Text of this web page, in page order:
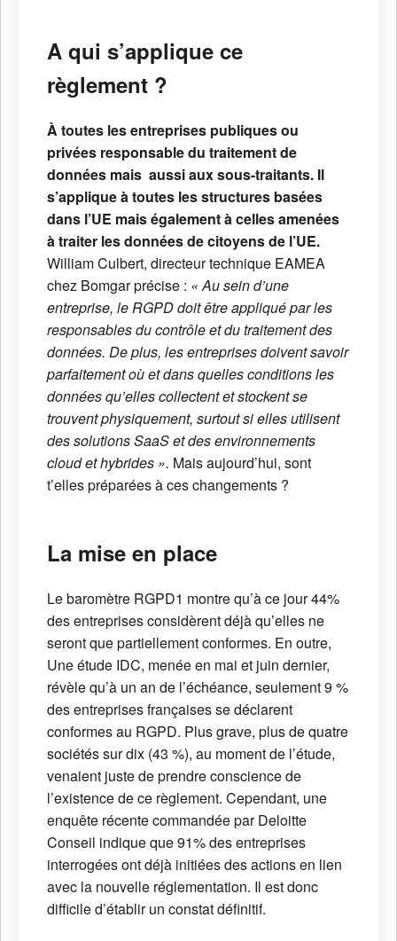
A qui s’applique ce
règlement ?
À toutes les entreprises publiques ou
privées responsable du traitement de
données mais aussi aux sous-traitants. Il
s’applique à toutes les structures basées
dans l’UE mais également à celles amenées
à traiter les données de citoyens de l’UE.
William Culbert, directeur technique EAMEA
chez Bomgar précise : « Au sein d’une
entreprise, le RGPD doit être appliqué par les
responsables du contrôle et du traitement des
données. De plus, les entreprises doivent savoir
parfaitement où et dans quelles conditions les
données qu’elles collectent et stockent se
trouvent physiquement, surtout si elles utilisent
des solutions SaaS et des environnements
cloud et hybrides ». Mais aujourd’hui, sont
t’elles préparées à ces changements ?
La mise en place
Le baromètre RGPD1 montre qu’à ce jour 44%
des entreprises considèrent déjà qu’elles ne
seront que partiellement conformes. En outre,
Une étude IDC, menée en mai et juin dernier,
révèle qu’à un an de l’échéance, seulement 9 %
des entreprises françaises se déclarent
conformes au RGPD. Plus grave, plus de quatre
sociétés sur dix (43 %), au moment de l’étude,
venaient juste de prendre conscience de
l’existence de ce règlement. Cependant, une
enquête récente commandée par Deloitte
Conseil indique que 91% des entreprises
interrogées ont déjà initiées des actions en lien
avec la nouvelle réglementation. Il est donc
difficile d’établir un constat définitif.